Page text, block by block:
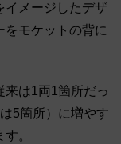
イメージしたデザ
をモケットの背に
来は1両1箇所だっ
5箇所）に増やす
。